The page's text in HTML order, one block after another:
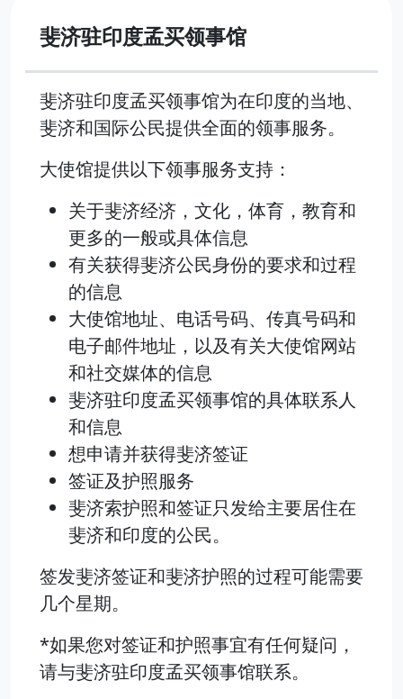
斐济驻印度孟买领事馆
斐济驻印度孟买领事馆为在印度的当地、
斐济和国际公民提供全面的领事服务。
大使馆提供以下领事服务支持：
关于斐济经济，文化，体育，教育和
更多的一般或具体信息
有关获得斐济公民身份的要求和过程
的信息
大使馆地址、电话号码、传真号码和
电子邮件地址，以及有关大使馆网站
和社交媒体的信息
斐济驻印度孟买领事馆的具体联系人
和信息
想申请并获得斐济签证
签证及护照服务
斐济索护照和签证只发给主要居住在
斐济和印度的公民。
签发斐济签证和斐济护照的过程可能需要
几个星期。
*如果您对签证和护照事宜有任何疑问，
请与斐济驻印度孟买领事馆联系。